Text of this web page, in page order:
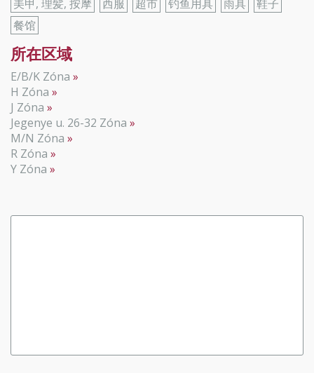
美甲, 理髪, 按摩
西服 超市 钓鱼用具 雨具
鞋子
餐馆
所在区域
E/B/K Zóna
H Zóna
J Zóna
Jegenye u. 26-32 Zóna
M/N Zóna
R Zóna
Y Zóna